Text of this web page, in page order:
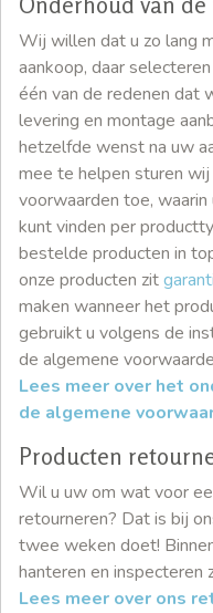
Wij willen dat u zo lang
aankoop, daar
één van de redenen dat
levering en montage
hetzelfde wenst na uw
mee te helpen sturen
voorwaarden toe,
kunt vinden per
bestelde producten in
onze producten zit
maken wanneer het
gebruikt u volgens de
de algemene
Lees meer over het
de algemene
Producten
Wil u uw om wat voor
retourneren? Dat is bij
twee weken doet!
hanteren en inspecteren
Lees meer over ons